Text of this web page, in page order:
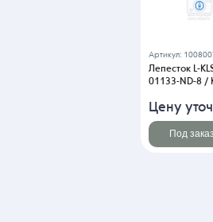
Лепесток L-
01133-ND-8 /
Под